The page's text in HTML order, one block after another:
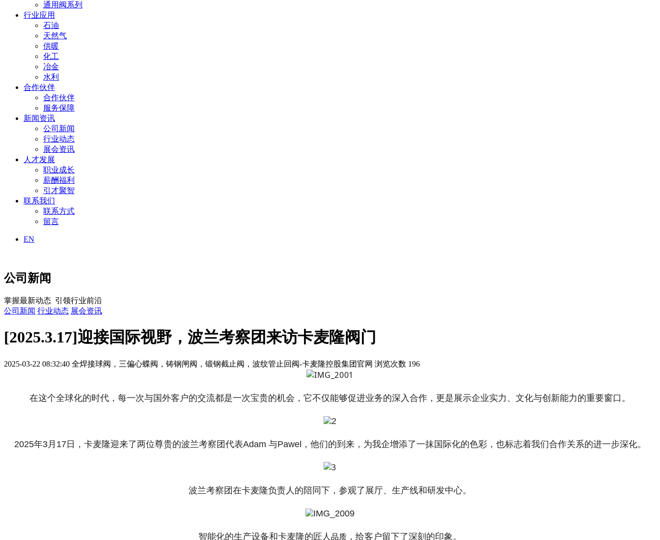
通用阀系列
行业应用
石油
天然气
供暖
化工
冶金
水利
合作伙伴
合作伙伴
服务保障
新闻资讯
公司新闻
行业动态
展会资讯
人才发展
职业成长
薪酬福利
引才聚智
联系我们
联系方式
留言
EN
公司新闻
掌握最新动态 引领行业前沿
公司新闻 行业动态 展会资讯
[2025.3.17]迎接国际视野，波兰考察团来访卡麦隆阀门
2025-03-22 08:32:40 全焊接球阀，三偏心蝶阀，铸钢闸阀，锻钢截止阀，波纹管止回阀-卡麦隆控股集团官网 浏览次数 196
在这个全球化的时代，每一次与国外客户的交流都是一次宝贵的机会，它不仅能够促进业务的深入合作，更是展示企业实力、文化与创新能力的重要窗口。
2025年3月17日，卡麦隆迎来了两位尊贵的波兰考察团代表Adam 与Pawel ，他们的到来，为我企增添了一抹国际化的色彩，也标志着我们合作关系的进一步深化。
波兰考察团在卡麦隆负责人的陪同下，参观了展厅、生产线和研发中心。
智能化的生产设备和卡麦隆的匠人 品质 ，给客户留下了深刻的印象。